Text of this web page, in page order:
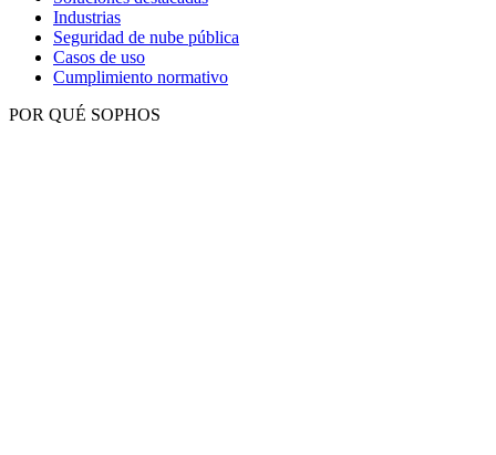
Industrias
Seguridad de nube pública
Casos de uso
Cumplimiento normativo
POR QUÉ SOPHOS